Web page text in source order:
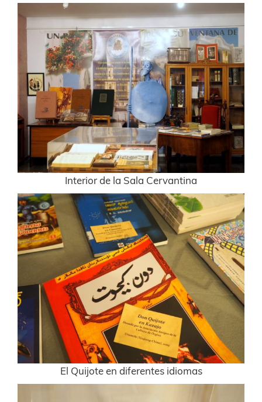
Interior de la Sala Cervantina
El Quijote en diferentes idiomas